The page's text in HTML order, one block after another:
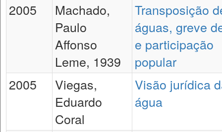
2005
Machado,
Paulo
Affonso
Leme, 1939
Transposição
águas, greve
e participação
popular
2005
Viegas,
Eduardo
Coral
Visão jurídica
água